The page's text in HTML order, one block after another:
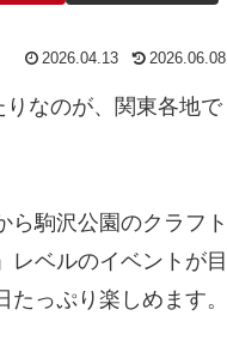
2026.04.13 2026.06.08
なのが、関東各地で
ら駒沢公園のクラフト
レベルのイベントが目
っぷり楽しめます。